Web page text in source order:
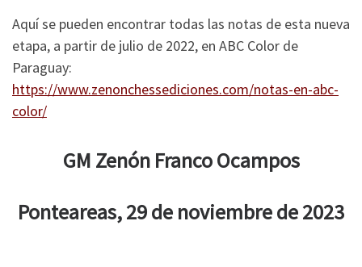
Aquí se pueden encontrar todas las notas de esta nueva
etapa, a partir de julio de 2022, en ABC Color de
Paraguay:
https://www.zenonchessediciones.com/notas-en-abc-
color/
GM Zenón Franco Ocampos
Ponteareas, 29 de noviembre de 2023